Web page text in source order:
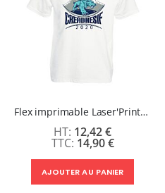
Flex imprimable Laser'Print Clear Soft- Textiles Clairs - Toucher doux - Echenillage facile
14,90 €
12,42 €
AJOUTER AU PANIER